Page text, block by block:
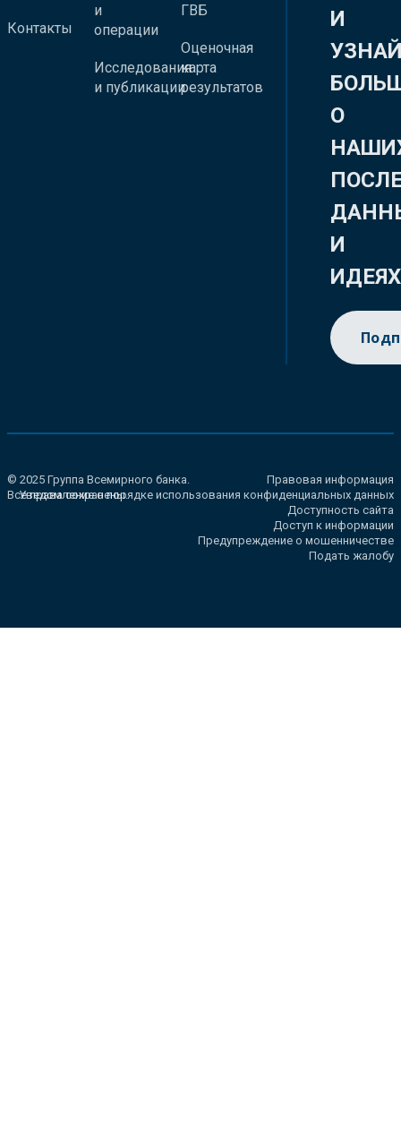
Контакты
и
операции
Исследования
и публикации
ГВБ
Оценочная
карта
результатов
И
О
И
ИДЕЯХ
© 2025 Группа Всемирного банка.
Все права сохранены.
Правовая информация
Уведомление о порядке использования конфиденциальных данных
Доступность сайта
Доступ к информации
Предупреждение о мошенничестве
Подать жалобу